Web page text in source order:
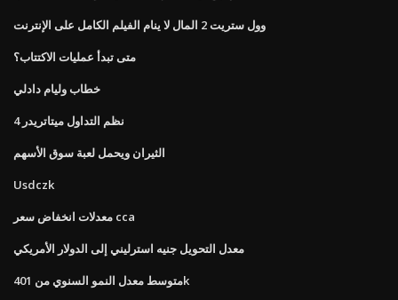
وول ستريت 2 المال لا ينام الفيلم الكامل على الإنترنت
متى تبدأ عمليات الاكتتاب؟
خطاب وليام دادلي
نظم التداول ميتاتريدر 4
الثيران ويحمل لعبة سوق الأسهم
Usdczk
معدلات انخفاض سعر cca
معدل التحويل جنيه استرليني إلى الدولار الأمريكي
متوسط ​​معدل النمو السنوي من 401k